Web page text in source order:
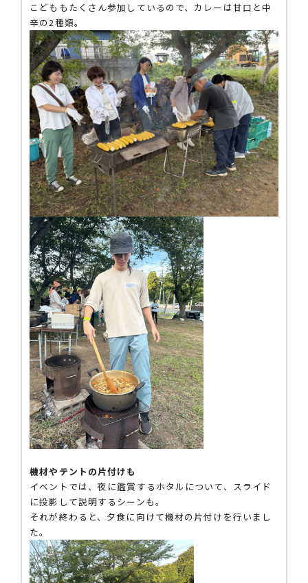
こどももたくさん参加しているので、カレーは甘口と中
辛の2種類。
機材やテントの片付けも
イベントでは、夜に鑑賞するホタルについて、スライド
に投影して説明するシーンも。
それが終わると、夕食に向けて機材の片付けを行いまし
た。